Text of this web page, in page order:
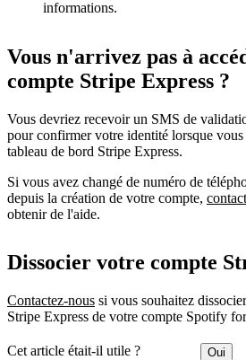
informations.
Vous n'arrivez pas à
compte Stripe Express ?
Vous devriez recevoir un SMS de
pour confirmer votre identité lorsque
tableau de bord Stripe Express.
Si vous avez changé de numéro de
depuis la création de votre compte,
obtenir de l'aide.
Dissocier votre compte
Contactez-nous si vous souhaitez
Stripe Express de votre compte Spotify
Cet article était-il utile ? Oui